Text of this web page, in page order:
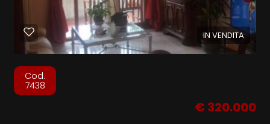
IN VENDITA
Cod.
7438
€ 320.000